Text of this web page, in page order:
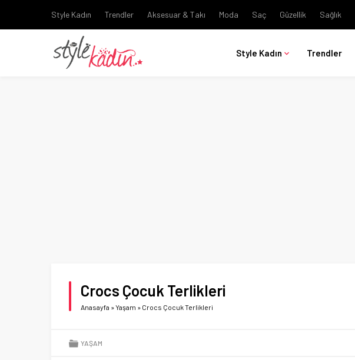
Style Kadın Trendler Aksesuar & Takı Moda Saç Güzellik Sağlık
Style Kadın Trendler
Crocs Çocuk Terlikleri
Anasayfa »Yaşam » Crocs Çocuk Terlikleri
YAŞAM